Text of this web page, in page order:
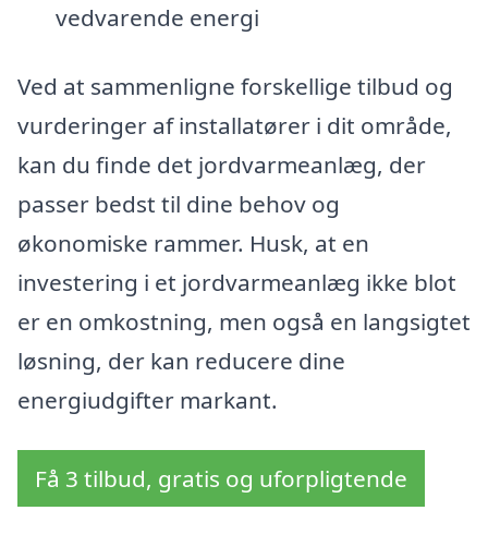
vedvarende energi
Ved at sammenligne forskellige tilbud og
vurderinger af installatører i dit område,
kan du finde det jordvarmeanlæg, der
passer bedst til dine behov og
økonomiske rammer. Husk, at en
investering i et jordvarmeanlæg ikke blot
er en omkostning, men også en langsigtet
løsning, der kan reducere dine
energiudgifter markant.
Få 3 tilbud, gratis og uforpligtende